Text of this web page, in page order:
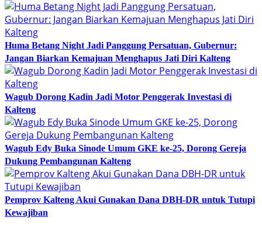
Huma Betang Night Jadi Panggung Persatuan, Gubernur:
Jangan Biarkan Kemajuan Menghapus Jati Diri Kalteng
Wagub Dorong Kadin Jadi Motor Penggerak Investasi di
Kalteng
Wagub Edy Buka Sinode Umum GKE ke-25, Dorong Gereja
Dukung Pembangunan Kalteng
Pemprov Kalteng Akui Gunakan Dana DBH-DR untuk Tutupi
Kewajiban